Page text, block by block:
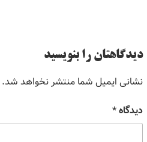
دیدگاهتان را بنویسید
نشانی ایمیل شما منتشر نخواهد شد.
دیدگاه*